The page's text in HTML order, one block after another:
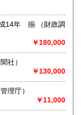
600円
しては、来年2023
。
田線
5〜10分
ご来店は※要ご予
（財政調
￥180,000
揃 （朝日新聞社）
￥130,000
基本計数編 （行政管理庁）
￥11,000